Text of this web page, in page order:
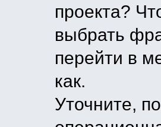
проекта?
выбрать
перейти в
как.
Уточните,